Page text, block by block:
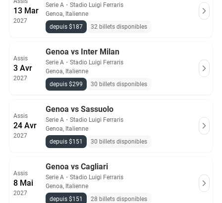
13 Mar
2027
Serie A ・ Stadio Luigi Ferraris
Genoa, Italienne
depuis $187
32 billets disponibles
Assis
3 Avr
2027
Genoa vs Inter Milan
Serie A ・ Stadio Luigi Ferraris
Genoa, Italienne
depuis $299
30 billets disponibles
Assis
24 Avr
2027
Genoa vs Sassuolo
Serie A ・ Stadio Luigi Ferraris
Genoa, Italienne
depuis $151
30 billets disponibles
Assis
8 Mai
2027
Genoa vs Cagliari
Serie A ・ Stadio Luigi Ferraris
Genoa, Italienne
depuis $151
28 billets disponibles